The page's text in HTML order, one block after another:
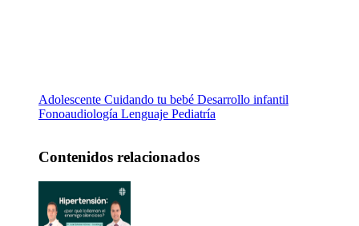
Adolescente Cuidando tu bebé Desarrollo infantil
Fonoaudiología Lenguaje Pediatría
Contenidos relacionados